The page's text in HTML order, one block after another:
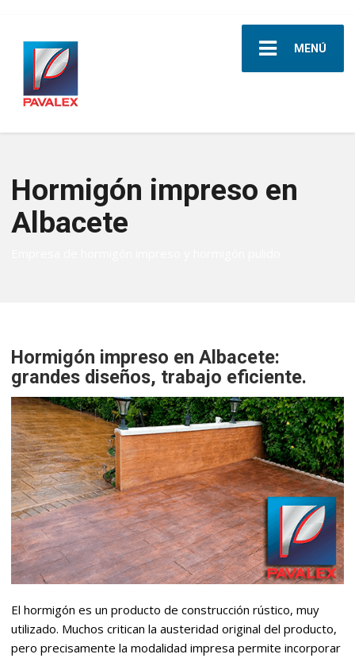
MENÚ
Hormigón impreso en
Albacete
Hormigón impreso en Albacete:
grandes diseños, trabajo eficiente.
El hormigón es un producto de construcción rústico, muy
utilizado. Muchos critican la austeridad original del producto,
pero precisamente la modalidad impresa permite incorporar